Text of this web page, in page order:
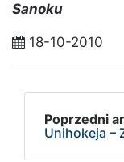
Sanoku
18-10-2010
Poprzedni
Unihokeja –